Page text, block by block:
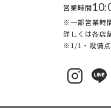
営業時間
※一部営業時
詳しくは各店
※1/1・設備点